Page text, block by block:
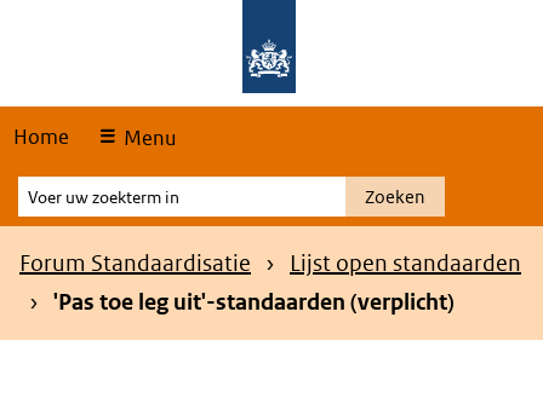
Home Menu
Voer
uw
zoekterm
Zoeken
Kruimelpad
Forum Standaardisatie
Lijst open standaarden
'Pas toe leg uit'-standaarden (verplicht)